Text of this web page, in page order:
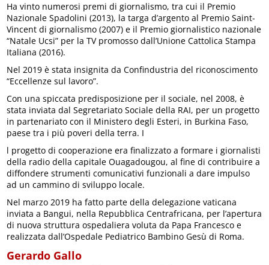
Ha vinto numerosi premi di giornalismo, tra cui il Premio
Nazionale Spadolini (2013), la targa d’argento al Premio Saint-
Vincent di giornalismo (2007) e il Premio giornalistico nazionale
“Natale Ucsi” per la TV promosso dall’Unione Cattolica Stampa
Italiana (2016).
Nel 2019 è stata insignita da Confindustria del riconoscimento
“Eccellenze sul lavoro”.
Con una spiccata predisposizione per il sociale, nel 2008, è
stata inviata dal Segretariato Sociale della RAI, per un progetto
in partenariato con il Ministero degli Esteri, in Burkina Faso,
paese tra i più poveri della terra. I
l progetto di cooperazione era finalizzato a formare i giornalisti
della radio della capitale Ouagadougou, al fine di contribuire a
diffondere strumenti comunicativi funzionali a dare impulso
ad un cammino di sviluppo locale.
Nel marzo 2019 ha fatto parte della delegazione vaticana
inviata a Bangui, nella Repubblica Centrafricana, per l’apertura
di nuova struttura ospedaliera voluta da Papa Francesco e
realizzata dall’Ospedale Pediatrico Bambino Gesù di Roma.
Gerardo Gallo